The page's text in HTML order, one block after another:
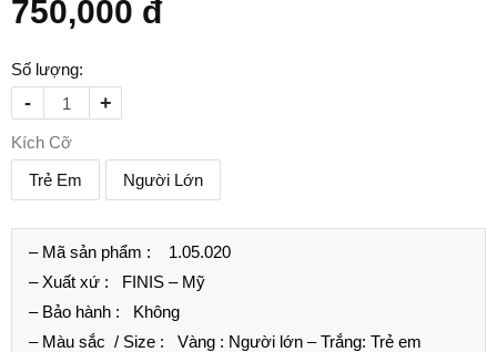
750,000 đ
Số lượng:
- +
Kích Cỡ
Trẻ Em
Người Lớn
– Mã sản phẩm : 1.05.020
– Xuất xứ :
FINIS – Mỹ
– Bảo hành :
Không
– Màu sắc / Size : Vàng : Người lớn – Trắng: Trẻ em